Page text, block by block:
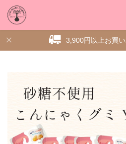
3,900円以上お買